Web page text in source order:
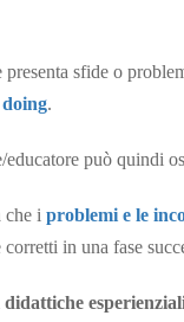
presenta sfide o
.
educatore può quindi
che i problemi e le
in una fase
didattiche